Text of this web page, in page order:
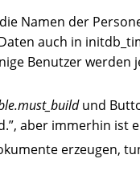
Namen der
auch in
Benutzer
und
aber immerhin ist
erzeugen,